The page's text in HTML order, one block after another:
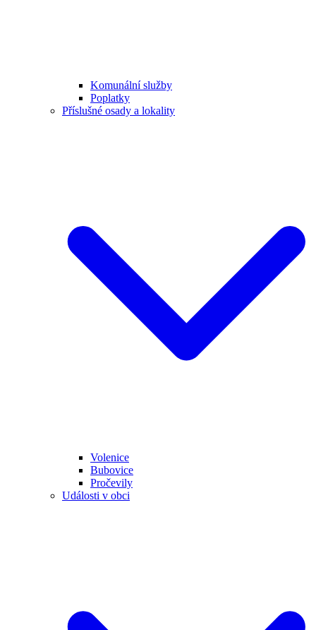
Komunální služby
Poplatky
Příslušné osady a lokality
Volenice
Bubovice
Pročevily
Události v obci